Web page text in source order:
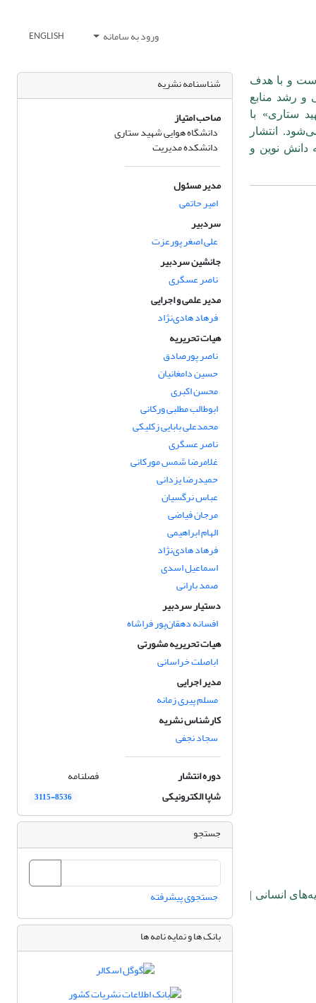
ورود به سامانه ENGLISH
و با هدف
و رشد منابع
ستاری» با
انتشار
دانش نوین و
انسانی |
شناسنامه نشریه
صاحب امتیاز
دانشگاه هوایی شهید ستاری
دانشکده مدیریت
مدیر مسئول
امیر حاتمی
سردبیر
علی اصغر پورعزت
جانشین سردبیر
ناصر عسگری
مدیر علمی و اجرایی
فرهاد هادی‌نژاد
هیات تحریریه
ناصر پورصادق
حسین دامغانیان
محسن اکبری
ابوطالب مطلبی ورکانی
محمدعلی بابایی زکلیکی
ناصر عسگری
غلامرضا شمس مورکانی
حمیدرضا یزدانی
عباس نرگسیان
مرجان فیاضی
الهام ابراهیمی
فرهاد هادی‌نژاد
اسماعیل اسدی
صمد بارانی
دستیار سردبیر
افسانه دهقان‌پور فراشاه
هیات تحریریه مشورتی
اباصلت خراسانی
مدیر اجرایی
مسلم پیری زمانه
کارشناس نشریه
سجاد نجفی
دوره انتشار
فصلنامه
شاپا الکترونیکی
3115-8536
جستجو
جستجوی پیشرفته
بانک ها و نمایه نامه ها